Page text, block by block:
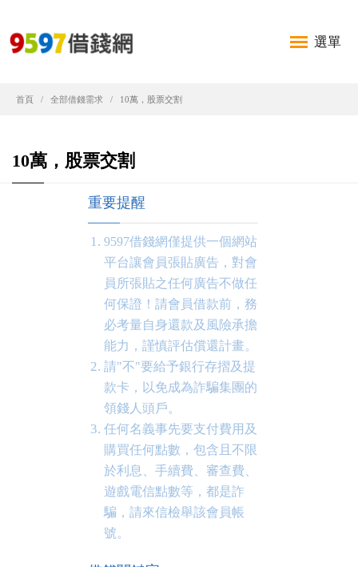
選單
首頁 全部借錢需求 10萬，股票交割
10萬，股票交割
重要提醒
9597借錢網僅提供一個網站
平台讓會員張貼廣告，對會
員所張貼之任何廣告不做任
何保證！請會員借款前，務
必考量自身還款及風險承擔
能力，謹慎評估償還計畫。
請"不"要給予銀行存摺及提
款卡，以免成為詐騙集團的
領錢人頭戶。
任何名義事先要支付費用及
購買任何點數，包含且不限
於利息、手續費、審查費、
遊戲電信點數等，都是詐
騙，請來信檢舉該會員帳
號。